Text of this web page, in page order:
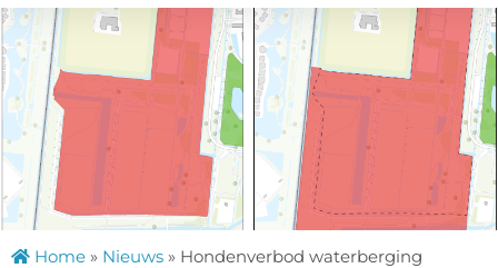
Home » Nieuws » Hondenverbod waterberging